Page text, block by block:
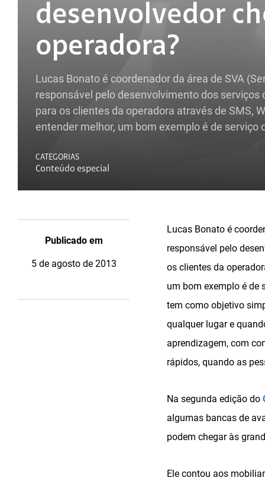
desenvolvedor
operadora?
Lucas Bonato é coordenador da área de SVA
responsável pelo desenvolvimento dos
para os clientes da operadora através de SMS,
entender melhor, um bom exemplo é de serviço
CATEGORIAS
Conteúdo especial
Publicado em
5 de agosto de 2013
Lucas Bonato é
responsável pelo
os clientes da
um bom exemplo é de
tem como objetivo
qualquer lugar e
aprendizagem, com
rápidos, quando as
Na segunda edição do
algumas bancas de
podem chegar às
Ele contou aos